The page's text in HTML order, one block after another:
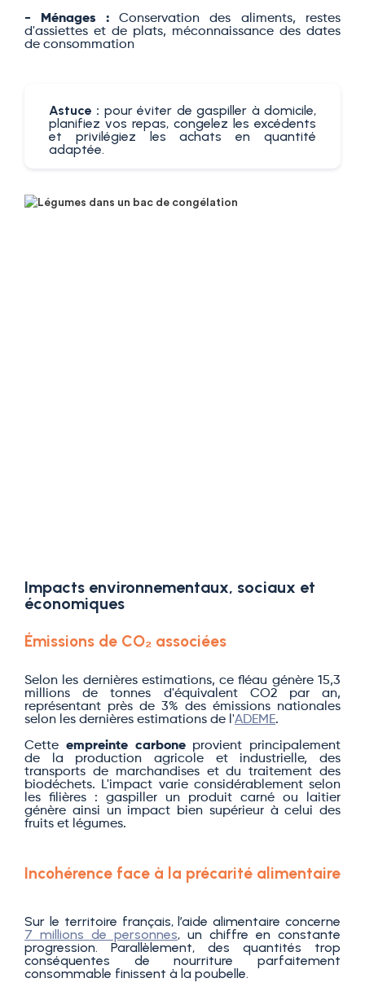
- Ménages :Conservation des aliments, restes
d'assiettes et de plats, méconnaissance des dates
de consommation
Astuce : pour éviter de gaspiller à domicile,
planifiez vos repas, congelez les excédents
et privilégiez les achats en quantité
adaptée.
Impacts environnementaux, sociaux et
économiques
Émissions de CO₂ associées
Selon les dernières estimations, ce fléau génère 15,3
millions de tonnes d'équivalent CO2 par an,
représentant près de 3% des émissions nationales
selon les dernières estimations de l'ADEME.
Cette empreinte carboneprovient principalement
de la production agricole et industrielle, des
transports de marchandises et du traitement des
biodéchets. L'impact varie considérablement selon
les filières : gaspiller un produit carné ou laitier
génère ainsi un impact bien supérieur à celui des
fruits et légumes.
Incohérence face à la précarité alimentaire
Sur le territoire français, l’aide alimentaire concerne
7 millions de personnes, un chiffre en constante
progression. Parallèlement, des quantités trop
conséquentes de nourriture parfaitement
consommable finissent à la poubelle.